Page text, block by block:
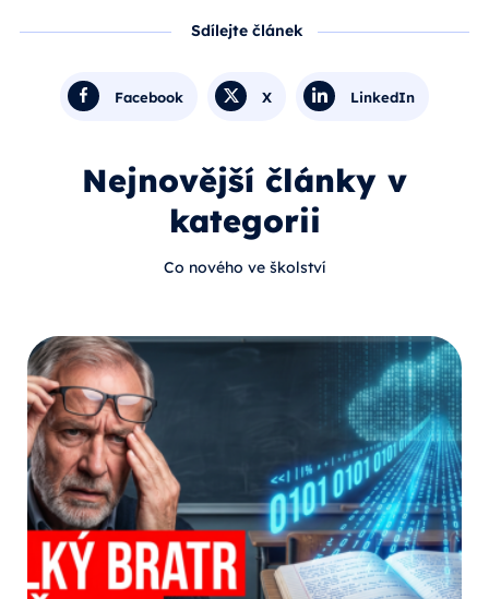
Sdílejte článek
Facebook X LinkedIn
Nejnovější články v
kategorii
Co nového ve školství